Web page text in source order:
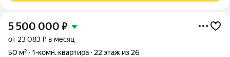
5 500 000 ₽
от 23 083 ₽ в месяц
50 м²
1-комн. квартира 22 этаж из 26